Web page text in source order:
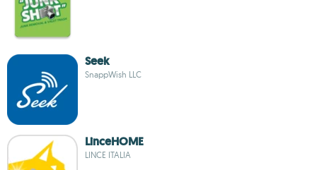
Seek
SnappWish LLC
LinceHOME
LINCE ITALIA